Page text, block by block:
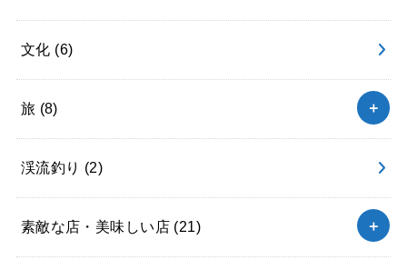
文化 (6)
旅 (8)
渓流釣り (2)
素敵な店・美味しい店 (21)